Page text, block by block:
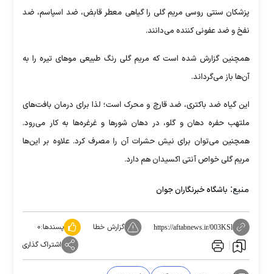
پزشکان سنتی روسی مریم گلی را گیاهی معطر قابض، ضد اسپاسم، ضد
نفخ و ضد عفونی کننده می‌دانند.
همچنین گزارش شده است که مریم گلی رنگ طبیعی مو‌های تیره را به
آن‌ها باز می‌گرداند.
این گیاه ضد باکتری، ضد قارچ و محرک است؛ لذا برای درمان بافت‌های
ملتهب حفره دهان و گلو، در دهان شور‌ها و غرغره‌ها به کار می‌رود.
همچنین می‌توان برای نیش حشرات آن را مصرف کرد. علاوه بر این‌ها
مریم گلی خواص آنتی اکسیدان هم دارد.
منبع: باشگاه خبرنگاران جوان
https://aftabnews.ir/003KSl گزارش خطا پسندها:۰
اشتراک گذاری